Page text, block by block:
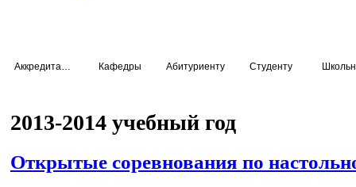
Кафедры Абитуриенту Студенту
2013-2014 учебный год
Открытые соревнования по